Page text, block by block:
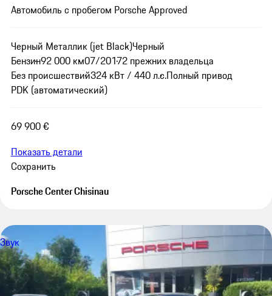
Автомобиль с пробегом Porsche Approved
Черный Металлик (jet Black)Черный
Бензин92 000 км07/20172 прежних владельца
Без происшествий324 кВт / 440 л.с.Полный привод
PDK (автоматический)
69 900 €
Показать детали
Сохранить
Porsche Center Chisinau
Звук